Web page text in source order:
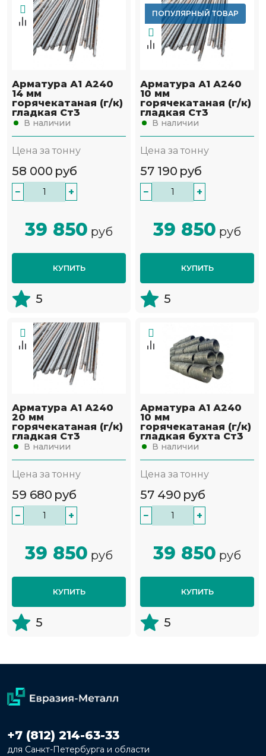
Арматура А1 А240
14 мм
горячекатаная (г/к)
гладкая Ст3
В наличии
Цена за тонну
58 000 руб
− +
39 850 руб
КУПИТЬ
5
ПОПУЛЯРНЫЙ ТОВАР
Арматура А1 А240
10 мм
горячекатаная (г/к)
гладкая Ст3
В наличии
Цена за тонну
57 190 руб
− +
39 850 руб
КУПИТЬ
5
Арматура А1 А240
20 мм
горячекатаная (г/к)
гладкая Ст3
В наличии
Цена за тонну
59 680 руб
− +
39 850 руб
КУПИТЬ
5
Арматура А1 А240
10 мм
горячекатаная (г/к)
гладкая бухта Ст3
В наличии
Цена за тонну
57 490 руб
− +
39 850 руб
КУПИТЬ
5
+7 (812) 214-63-33
для Санкт-Петербурга и области